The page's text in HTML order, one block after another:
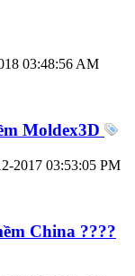
03:48:56 AM
Moldex3D
2017 03:53:05 PM
China ????